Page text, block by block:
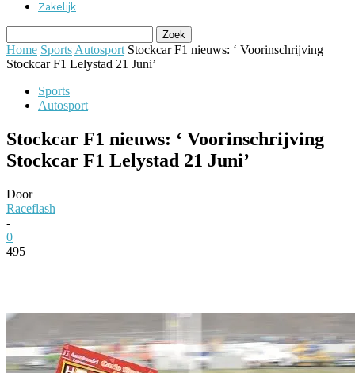
Zakelijk
Home Sports Autosport Stockcar F1 nieuws: ‘ Voorinschrijving
Stockcar F1 Lelystad 21 Juni’
Sports
Autosport
Stockcar F1 nieuws: ‘ Voorinschrijving
Stockcar F1 Lelystad 21 Juni’
Door
Raceflash
-
0
495